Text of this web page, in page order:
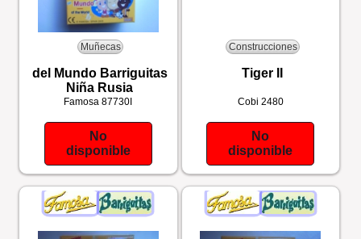
Muñecas
del Mundo Barriguitas
Niña Rusia
Famosa87730I
No
disponible
Construcciones
Tiger II
Cobi 2480
No
disponible